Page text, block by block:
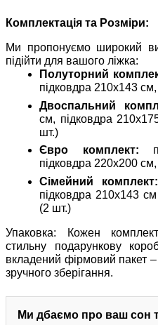
Комплектація та Розміри:
Ми пропонуємо широкий
підійти для вашого ліжка:
Полуторний
підковдра 210х143
Двоспальний
см, підковдра
шт.)
Євро комплект:
підковдра 220х200
Сімейний комплект:
підковдра 210х143
(2 шт.)
Упаковка: Кожен
стильну подарункову
вкладений фірмовий пакет
зручного зберігання.
Ми дбаємо про ваш сон